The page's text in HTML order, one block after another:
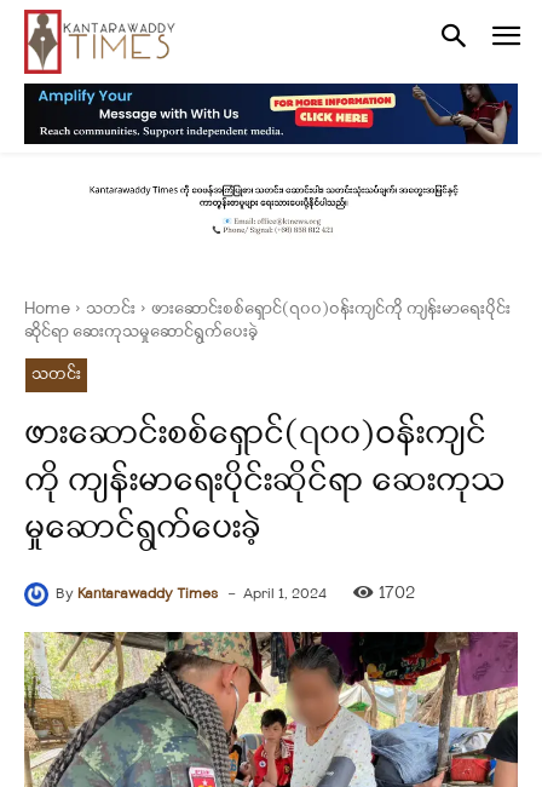
Home သတင်း
ဖားဆောင်းစစ်ရှောင်(၇၀၀)ဝန်းကျင်ကို ကျန်းမာရေးပိုင်း
ဆိုင်ရာ ဆေးကုသမှုဆောင်ရွက်ပေးခဲ့
သတင်း
ဖားဆောင်းစစ်ရှောင်(၇၀၀)ဝန်းကျင်
ကို ကျန်းမာရေးပိုင်းဆိုင်ရာ ဆေးကုသ
မှုဆောင်ရွက်ပေးခဲ့
ByKantarawaddy Times - April 1, 2024 1702